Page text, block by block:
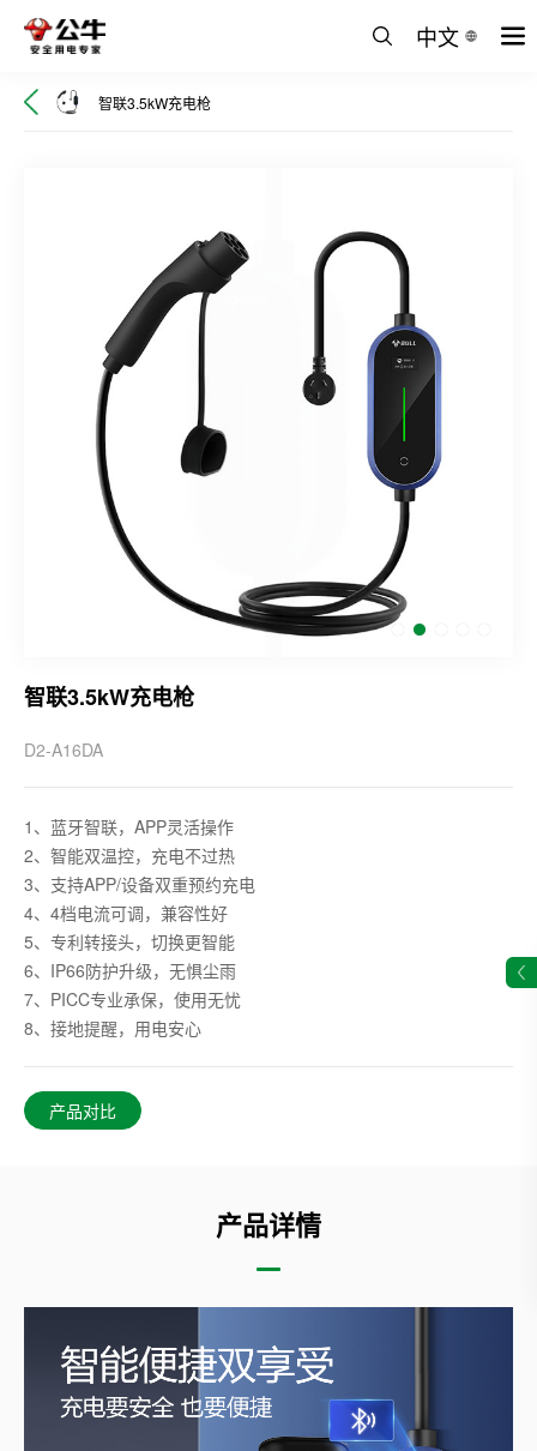
中文
智联3.5kW充电枪
智联3.5kW充电枪
D2-A16DA
1、蓝牙智联，APP灵活操作
2、智能双温控，充电不过热
3、支持APP/设备双重预约充电
4、4档电流可调，兼容性好
5、专利转接头，切换更智能
6、IP66防护升级，无惧尘雨
7、PICC专业承保，使用无忧
8、接地提醒，用电安心
产品对比
产品详情